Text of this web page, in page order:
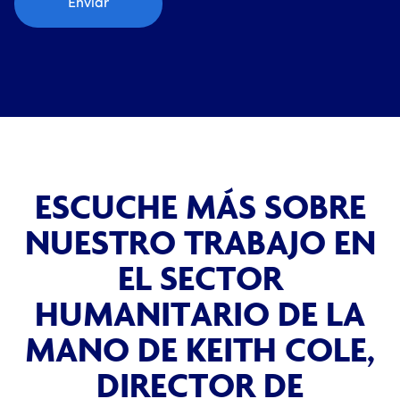
ESCUCHE MÁS SOBRE
NUESTRO TRABAJO EN
EL SECTOR
HUMANITARIO DE LA
MANO DE KEITH COLE,
DIRECTOR DE